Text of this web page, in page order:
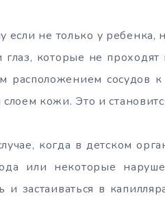
если не только у ребенка,
глаз, которые не
расположением сосудов
кожи. Это и
когда в детском
или некоторые
и застаиваться в